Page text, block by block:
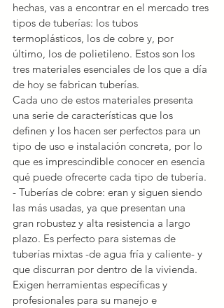
hechas, vas a encontrar en el mercado tres
tipos de tuberías: los tubos
termoplásticos, los de cobre y, por
último, los de polietileno. Estos son los
tres materiales esenciales de los que a día
de hoy se fabrican tuberías.
Cada uno de estos materiales presenta
una serie de características que los
definen y los hacen ser perfectos para un
tipo de uso e instalación concreta, por lo
que es imprescindible conocer en esencia
qué puede ofrecerte cada tipo de tubería.
- Tuberías de cobre: eran y siguen siendo
las más usadas, ya que presentan una
gran robustez y alta resistencia a largo
plazo. Es perfecto para sistemas de
tuberías mixtas -de agua fría y caliente- y
que discurran por dentro de la vivienda.
Exigen herramientas específicas y
profesionales para su manejo e